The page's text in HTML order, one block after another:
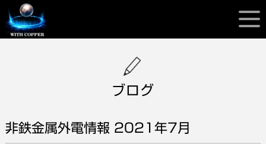
ブログ
非鉄金属外電情報 2021年7月